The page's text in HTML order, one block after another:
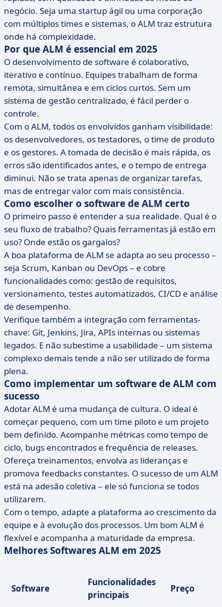
negócio. Seja uma startup ágil ou uma corporação
com múltiplos times e sistemas, o ALM traz estrutura
onde há complexidade.
Por que ALM é essencial em 2025
O desenvolvimento de software é colaborativo,
iterativo e contínuo. Equipes trabalham de forma
remota, simultânea e em ciclos curtos. Sem um
sistema de gestão centralizado, é fácil perder o
controle.
Com o ALM, todos os envolvidos ganham visibilidade:
os desenvolvedores, os testadores, o time de produto
e os gestores. A tomada de decisão é mais rápida, os
erros são identificados antes, e o tempo de entrega
diminui. Não se trata apenas de organizar tarefas,
mas de entregar valor com mais consistência.
Como escolher o software de ALM certo
O primeiro passo é entender a sua realidade. Qual é o
seu fluxo de trabalho? Quais ferramentas já estão em
uso? Onde estão os gargalos?
A boa plataforma de ALM se adapta ao seu processo –
seja Scrum, Kanban ou DevOps – e cobre
funcionalidades como: gestão de requisitos,
versionamento, testes automatizados, CI/CD e análise
de desempenho.
Verifique também a integração com ferramentas-
chave: Git, Jenkins, Jira, APIs internas ou sistemas
legados. E não subestime a usabilidade – um sistema
complexo demais tende a não ser utilizado de forma
plena.
Como implementar um software de ALM com
sucesso
Adotar ALM é uma mudança de cultura. O ideal é
começar pequeno, com um time piloto e um projeto
bem definido. Acompanhe métricas como tempo de
ciclo, bugs encontrados e frequência de releases.
Ofereça treinamentos, envolva as lideranças e
promova feedbacks constantes. O sucesso de um ALM
está na adesão coletiva – ele só funciona se todos
utilizarem.
Com o tempo, adapte a plataforma ao crescimento da
equipe e à evolução dos processos. Um bom ALM é
flexível e acompanha a maturidade da empresa.
Melhores Softwares ALM em 2025
Software
Funcionalidades
principais
Preço